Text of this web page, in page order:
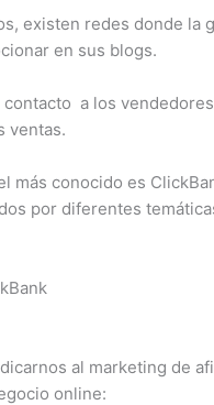
existen redes donde la
en sus blogs.
a los
ventas.
más conocido es
por diferentes
al marketing de
online: